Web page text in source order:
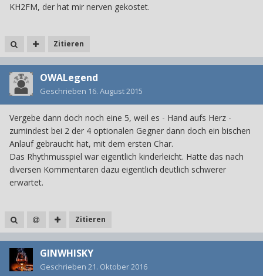
KH2FM, der hat mir nerven gekostet.
Zitieren
OWALegend
Geschrieben 16. August 2015
Vergebe dann doch noch eine 5, weil es - Hand aufs Herz -
zumindest bei 2 der 4 optionalen Gegner dann doch ein bischen
Anlauf gebraucht hat, mit dem ersten Char.
Das Rhythmusspiel war eigentlich kinderleicht. Hatte das nach
diversen Kommentaren dazu eigentlich deutlich schwerer
erwartet.
Zitieren
GINWHISKY
Geschrieben 21. Oktober 2016